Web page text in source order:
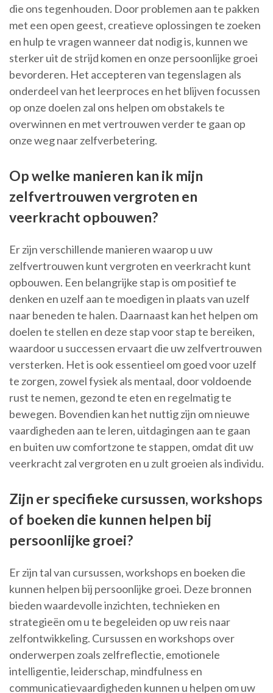
die ons tegenhouden. Door problemen aan te pakken
met een open geest, creatieve oplossingen te zoeken
en hulp te vragen wanneer dat nodig is, kunnen we
sterker uit de strijd komen en onze persoonlijke groei
bevorderen. Het accepteren van tegenslagen als
onderdeel van het leerproces en het blijven focussen
op onze doelen zal ons helpen om obstakels te
overwinnen en met vertrouwen verder te gaan op
onze weg naar zelfverbetering.
Op welke manieren kan ik mijn
zelfvertrouwen vergroten en
veerkracht opbouwen?
Er zijn verschillende manieren waarop u uw
zelfvertrouwen kunt vergroten en veerkracht kunt
opbouwen. Een belangrijke stap is om positief te
denken en uzelf aan te moedigen in plaats van uzelf
naar beneden te halen. Daarnaast kan het helpen om
doelen te stellen en deze stap voor stap te bereiken,
waardoor u successen ervaart die uw zelfvertrouwen
versterken. Het is ook essentieel om goed voor uzelf
te zorgen, zowel fysiek als mentaal, door voldoende
rust te nemen, gezond te eten en regelmatig te
bewegen. Bovendien kan het nuttig zijn om nieuwe
vaardigheden aan te leren, uitdagingen aan te gaan
en buiten uw comfortzone te stappen, omdat dit uw
veerkracht zal vergroten en u zult groeien als individu.
Zijn er specifieke cursussen, workshops
of boeken die kunnen helpen bij
persoonlijke groei?
Er zijn tal van cursussen, workshops en boeken die
kunnen helpen bij persoonlijke groei. Deze bronnen
bieden waardevolle inzichten, technieken en
strategieën om u te begeleiden op uw reis naar
zelfontwikkeling. Cursussen en workshops over
onderwerpen zoals zelfreflectie, emotionele
intelligentie, leiderschap, mindfulness en
communicatievaardigheden kunnen u helpen om uw